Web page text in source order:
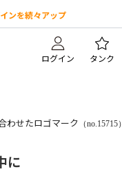
ンを続々アップ
ログイン タンク
わせたロゴマーク （no.15715）
に